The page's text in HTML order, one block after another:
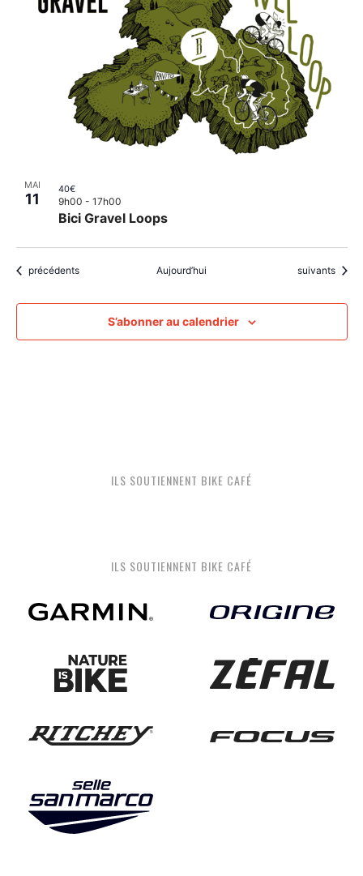
MAI
11
Bici Gravel Loops
9h00 - 17h00
40€
Évènements
précédents Aujourd’hui Évènements
suivants
S’abonner au calendrier